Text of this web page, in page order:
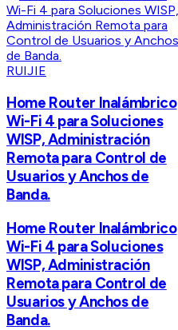
RUIJIE
Home Router Inalámbrico
Wi-Fi 4 para Soluciones
WISP, Administración
Remota para Control de
Usuarios y Anchos de
Banda.
Home Router Inalámbrico
Wi-Fi 4 para Soluciones
WISP, Administración
Remota para Control de
Usuarios y Anchos de
Banda.